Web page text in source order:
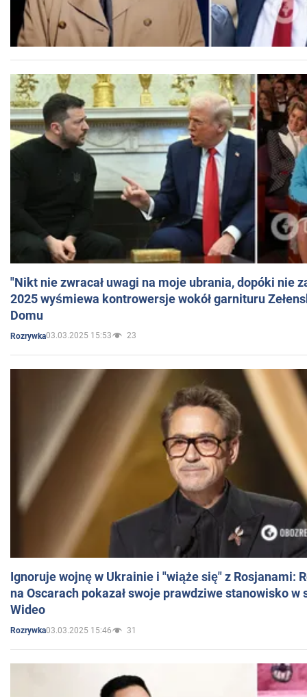
"Nikt nie zwracał uwagi na moje ubrania, dopóki nie
2025 wyśmiewa kontrowersje wokół garnituru
Domu
Rozrywka03.03.2025 15:53 23
Ignoruje wojnę w Ukrainie i "wiąże się" z Rosjanami:
na Oscarach pokazał swoje prawdziwe stanowisko w
Wideo
Rozrywka03.03.2025 15:46 31